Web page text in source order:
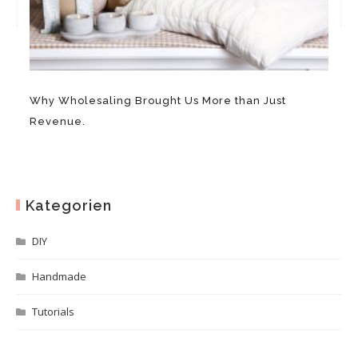
Why Wholesaling Brought Us More than Just
Revenue.
Kategorien
DIY
Handmade
Tutorials